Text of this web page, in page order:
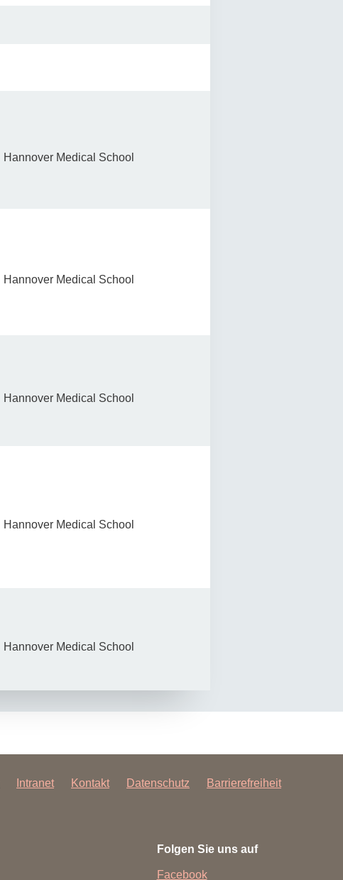
Hannover Medical School
Hannover Medical School
Hannover Medical School
Hannover Medical School
Hannover Medical School
Intranet Kontakt Datenschutz Barrierefreiheit
Folgen Sie uns auf
Facebook